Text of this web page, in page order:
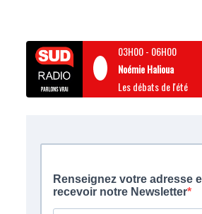
03H00- 06H00
Noémie Halioua
Les débats de l'été